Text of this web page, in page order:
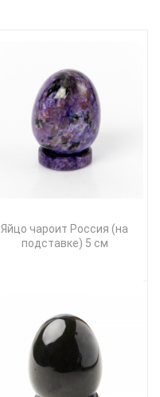
Яйцо чароит Россия (на
подставке) 5 см